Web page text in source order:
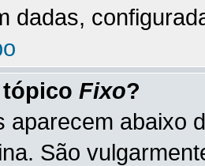
dadas,
tópico Fixo?
aparecem abaixo
São